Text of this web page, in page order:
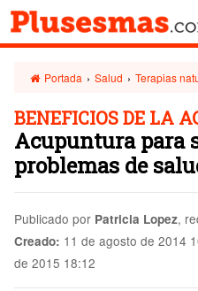
Portada › Salud › Terapias
BENEFICIOS DE LA
Acupuntura para
problemas de
Publicado por Patricia Lopez,
Creado: 11 de agosto de 2014
de 2015 18:12